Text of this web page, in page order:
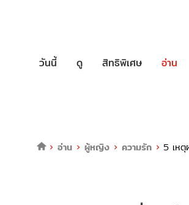
วันนี้ ดู สิทธิพิเศษ อ่าน
อ่าน ผู้หญิง ความรัก 5 เห